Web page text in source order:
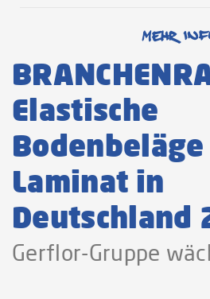
Elastische
Bodenbeläge
Laminat in
Deutschland
Gerflor-Gruppe